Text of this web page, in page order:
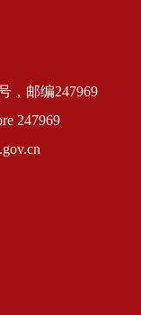
，邮编247969
247969